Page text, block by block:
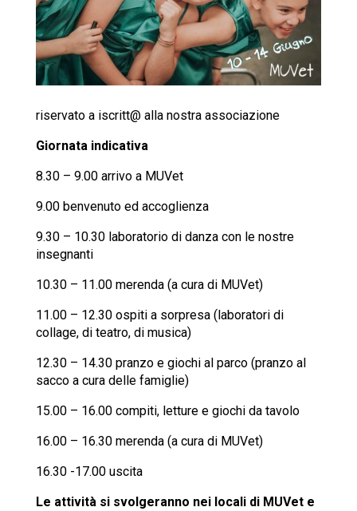
riservato a iscritt@ alla nostra associazione
Giornata indicativa
8.30 – 9.00 arrivo a MUVet
9.00 benvenuto ed accoglienza
9.30 – 10.30 laboratorio di danza con le nostre
insegnanti
10.30 – 11.00 merenda (a cura di MUVet)
11.00 – 12.30 ospiti a sorpresa (laboratori di
collage, di teatro, di musica)
12.30 – 14.30 pranzo e giochi al parco (pranzo al
sacco a cura delle famiglie)
15.00 – 16.00 compiti, letture e giochi da tavolo
16.00 – 16.30 merenda (a cura di MUVet)
16.30 -17.00 uscita
Le attività si svolgeranno nei locali di MUVet e